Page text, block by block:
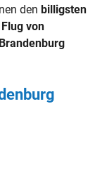
den billigsten
Flug von